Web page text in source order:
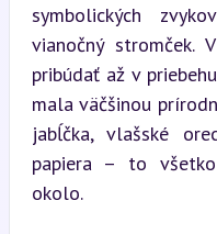
symbolických
vianočný stromček.
pribúdať až v
mala väčšinou
jabĺčka, vlašské
papiera – to
okolo.